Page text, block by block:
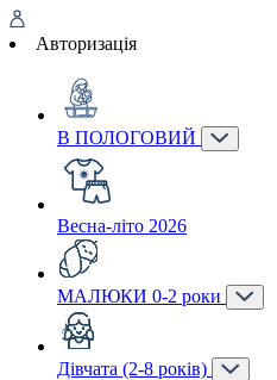
Авторизація
В ПОЛОГОВИЙ
Весна-літо 2026
МАЛЮКИ 0-2 роки
Дівчата (2-8 років)